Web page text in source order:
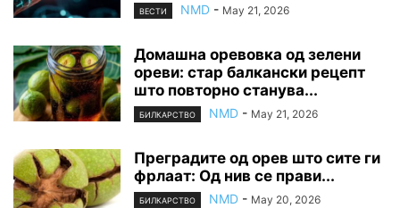
ВЕСТИ NMD - May 21, 2026
Домашна оревовка од зелени
ореви: стар балкански рецепт
што повторно станува...
БИЛКАРСТВО NMD - May 21, 2026
Преградите од орев што сите ги
фрлаат: Од нив се прави...
БИЛКАРСТВО NMD - May 20, 2026